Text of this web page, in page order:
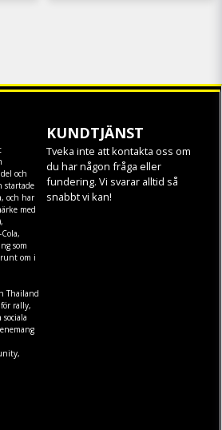
och
startade
och har
med
,
,
som
om i
Thailand
rally,
KUNDTJÄNST
Tveka inte att kontakta oss om
du har någon fråga eller
fundering. Vi svarar alltid så
snabbt vi kan!